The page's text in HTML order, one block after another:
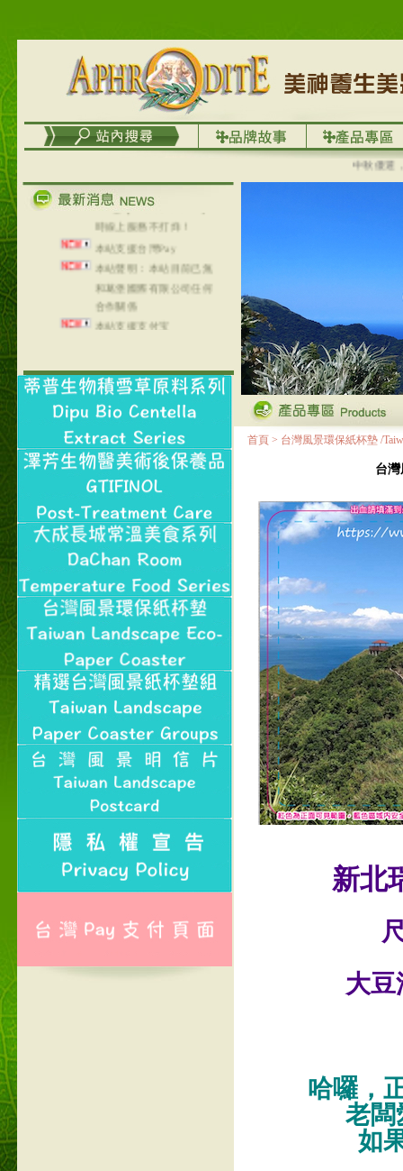
中秋優選，
地區～
在外租屋者、居住處無管
理員、不方便在工作地點
取件者，歡迎多多使用
【郵局i郵箱】的服務喔～
【i郵箱】設立的地點，請
進入內頁連結～
Line@aphrodite2020 24小
時線上服務不打烊！
本站支援台灣Pay
本站聲明：本站目前已無
和葛堡國際有限公司任何
合作關係
本站支援支付宝
2017年1月1日起，中国大
首頁 > 台灣風景環保紙杯墊 /
台灣
新北
大
哈囉，
老闆
如